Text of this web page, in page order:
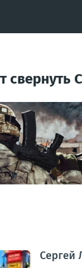
свернуть
Сергей